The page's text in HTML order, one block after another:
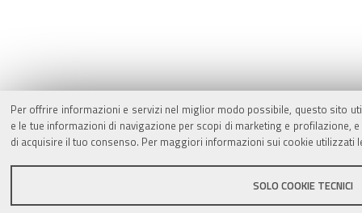
Per offrire informazioni e servizi nel miglior modo possibile, questo sito
e le tue informazioni di navigazione per scopi di marketing e
di acquisire il tuo consenso. Per maggiori informazioni sui cookie utilizzati
SOLO COOKIE TECNICI